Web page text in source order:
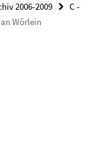
2006-2009
C -
Wörlein